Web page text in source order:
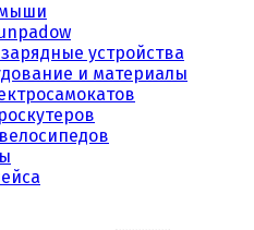
устройства
и материалы